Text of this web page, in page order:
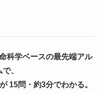
科学ベースの最先端アル
、
15問・約3分でわかる。